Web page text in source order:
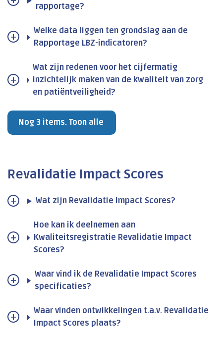
rapportage?
Welke data liggen ten grondslag aan de
Rapportage LBZ-indicatoren?
Wat zijn redenen voor het cijfermatig
inzichtelijk maken van de kwaliteit van zorg
en patiëntveiligheid?
Nog 3 items. Toon alle
Revalidatie Impact Scores
Wat zijn Revalidatie Impact Scores?
Hoe kan ik deelnemen aan
Kwaliteitsregistratie Revalidatie Impact
Scores?
Waar vind ik de Revalidatie Impact Scores
specificaties?
Waar vinden ontwikkelingen t.a.v. Revalidatie
Impact Scores plaats?